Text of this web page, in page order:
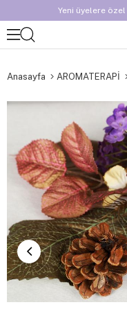
Yeni üyelere özel
Anasayfa AROMATERAPİ